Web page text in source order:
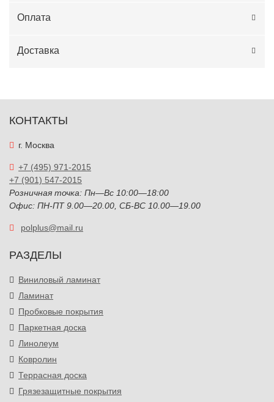
Оплата
Доставка
КОНТАКТЫ
г. Москва
+7 (495) 971-2015
+7 (901) 547-2015
Розничная точка: Пн—Вс 10:00—18:00
Офис: ПН-ПТ 9.00—20.00, СБ-ВС 10.00—19.00
polplus@mail.ru
РАЗДЕЛЫ
Виниловый ламинат
Ламинат
Пробковые покрытия
Паркетная доска
Линолеум
Ковролин
Террасная доска
Грязезащитные покрытия